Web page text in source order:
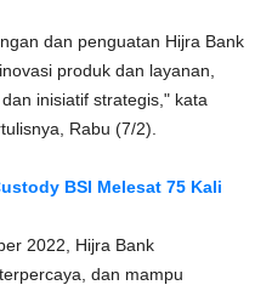
dan penguatan Hijra Bank
produk dan layanan,
inisiatif strategis," kata
Rabu (7/2).
BSI Melesat 75 Kali
2022, Hijra Bank
dan mampu